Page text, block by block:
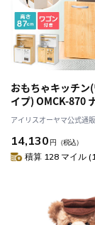
おもちゃキッチン
イプ) OMCK-870
(NA)
アイリスオーヤマ公式通
14,130 円 （税込）
積算 128 マイル